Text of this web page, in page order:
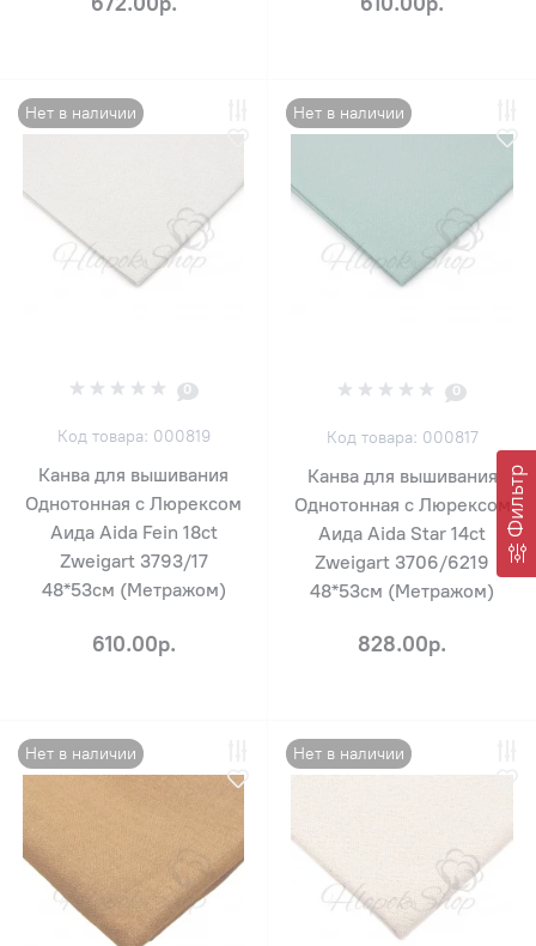
Фильтр
Нет в наличии
0
Код товара: 000819
Канва для вышивания
Однотонная с Люрексом
Аида Aida Fein 18ct
Zweigart 3793/17
48*53см (Метражом)
610.00р.
Нет в наличии
0
Код товара: 000817
Канва для вышивания
Однотонная с Люрексом
Аида Aida Star 14ct
Zweigart 3706/6219
48*53см (Метражом)
828.00р.
Нет в наличии Нет в наличии